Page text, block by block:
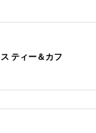
ティー＆カフ